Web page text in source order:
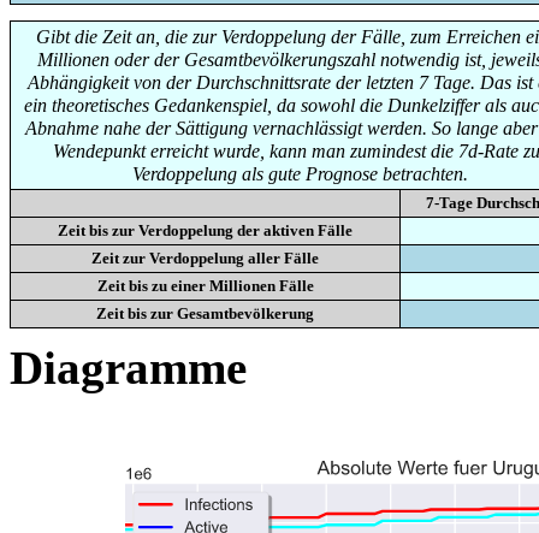
Gibt die Zeit an, die zur Verdoppelung der Fälle, zum Erreichen
Millionen oder der Gesamtbevölkerungszahl notwendig ist,
Abhängigkeit von der Durchschnittsrate der letzten 7 Tage. Das ist
ein theoretisches Gedankenspiel, da sowohl die Dunkelziffer als
Abnahme nahe der Sättigung vernachlässigt werden. So lange
Wendepunkt erreicht wurde, kann man zumindest die 7d-Rate
Verdoppelung als gute Prognose betrachten.
7-Tage
Zeit bis zur Verdoppelung der aktiven Fälle
Zeit zur Verdoppelung aller Fälle
Zeit bis zu einer Millionen Fälle
Zeit bis zur Gesamtbevölkerung
Diagramme